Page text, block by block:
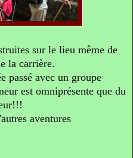
sur le lieu même de
la carrière.
passé avec un groupe
est omniprésente que du
aventures